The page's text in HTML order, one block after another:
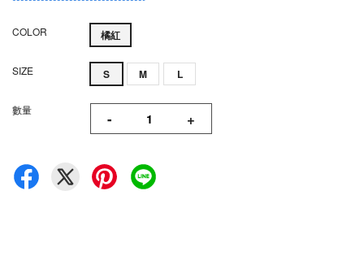
COLOR 橘紅
SIZE S M L
數量 - +